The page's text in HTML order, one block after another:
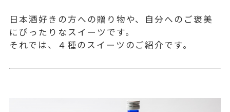
日本酒好きの方への贈り物や、自分へのご褒美
にぴったりなスイーツです。
それでは、４種のスイーツのご紹介です。